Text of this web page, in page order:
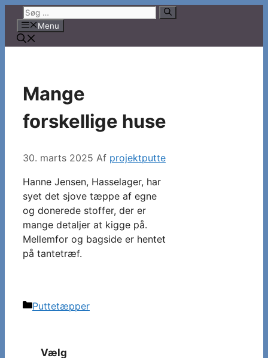
indhold
Søg
efter:Menu
Mange
forskellige huse
30. marts 2025 Af projektputte
Hanne Jensen, Hasselager, har
syet det sjove tæppe af egne
og donerede stoffer, der er
mange detaljer at kigge på.
Mellemfor og bagside er hentet
på tantetræf.
Kategorier
Puttetæpper
Vælg